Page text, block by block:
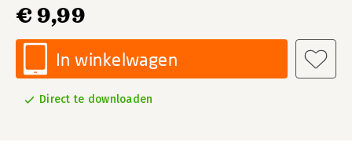
€ 9,99
In winkelwagen
Direct te downloaden